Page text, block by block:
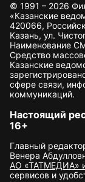
© 1991 – 2026
«Казанские
420066,
Казань, ул.
Наименование
Средство
Казанские
сфере связи,
коммуникаций.
Настоящий
16+
Главный
Венера
АО «ТАТМЕДИА»
сервисов и